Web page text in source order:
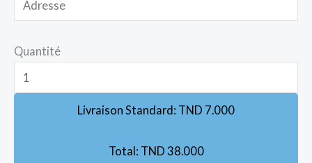
Quantité
Livraison Standard: TND 7.000
Total: TND 38.000